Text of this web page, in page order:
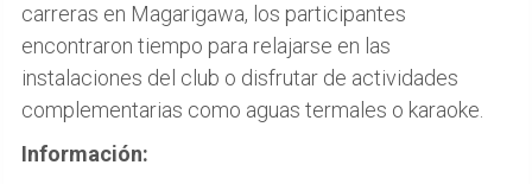
carreras en Magarigawa, los participantes
encontraron tiempo para relajarse en las
instalaciones del club o disfrutar de actividades
complementarias como aguas termales o karaoke.
Información: